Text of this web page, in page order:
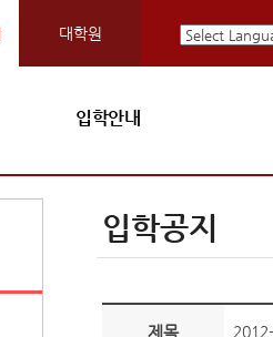
대학원
입학안내
입학공지
제목